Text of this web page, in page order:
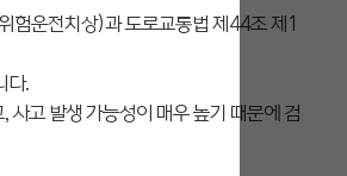
험운전치상)과 도로교통법 제44조 제1
다.
사고 발생 가능성이 매우 높기 때문에 검